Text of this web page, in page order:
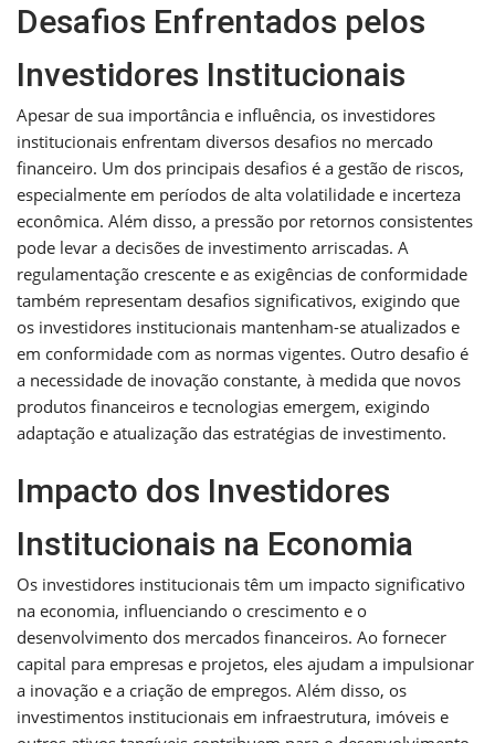
Desafios Enfrentados pelos
Investidores Institucionais
Apesar de sua importância e influência, os investidores
institucionais enfrentam diversos desafios no mercado
financeiro. Um dos principais desafios é a gestão de riscos,
especialmente em períodos de alta volatilidade e incerteza
econômica. Além disso, a pressão por retornos consistentes
pode levar a decisões de investimento arriscadas. A
regulamentação crescente e as exigências de conformidade
também representam desafios significativos, exigindo que
os investidores institucionais mantenham-se atualizados e
em conformidade com as normas vigentes. Outro desafio é
a necessidade de inovação constante, à medida que novos
produtos financeiros e tecnologias emergem, exigindo
adaptação e atualização das estratégias de investimento.
Impacto dos Investidores
Institucionais na Economia
Os investidores institucionais têm um impacto significativo
na economia, influenciando o crescimento e o
desenvolvimento dos mercados financeiros. Ao fornecer
capital para empresas e projetos, eles ajudam a impulsionar
a inovação e a criação de empregos. Além disso, os
investimentos institucionais em infraestrutura, imóveis e